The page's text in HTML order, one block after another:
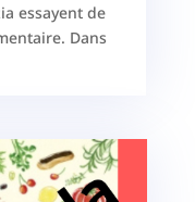
essayent de
Dans